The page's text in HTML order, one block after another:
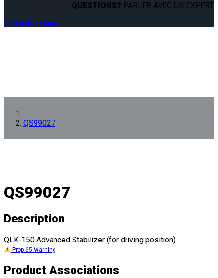
QUESTIONS? PARLER AVEC UN EXPERT.
Contactez-nous
QS99027
QS99027
Description
QLK-150 Advanced Stabilizer (for driving position)
Prop 65 Warning
Product Associations